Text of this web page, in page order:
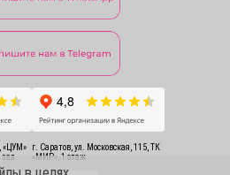
«ЦУМ»
г. Саратов, ул. Московская, 115, ТК
«МИР», 1 этаж